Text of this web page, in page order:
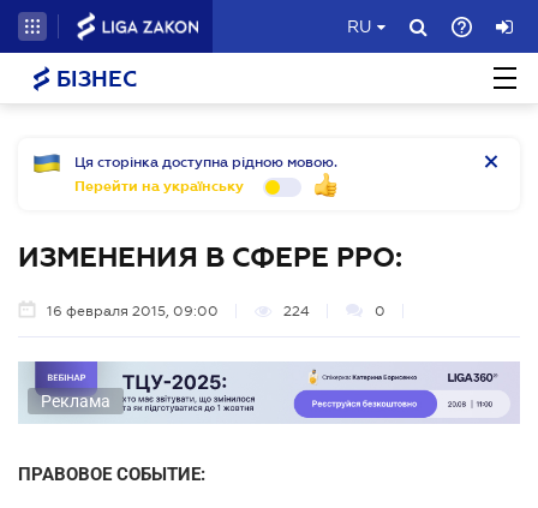
RU
БІЗНЕС
Ця сторінка доступна рідною мовою.
Перейти на українську
ИЗМЕНЕНИЯ В СФЕРЕ РРО:
16 февраля 2015, 09:00 224 0
Реклама
ПРАВОВОЕ СОБЫТИЕ: